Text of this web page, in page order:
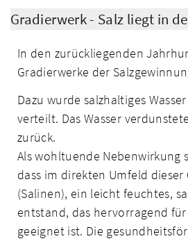
Gradierwerk - Salz liegt in
In den zurückliegenden
Gradierwerke der
Dazu wurde salzhaltiges
verteilt. Das Wasser
zurück.
Als wohltuende Nebenwirkung
dass im direkten Umfeld dieser
(Salinen), ein leicht feuchtes,
entstand, das hervorragend
geeignet ist. Die